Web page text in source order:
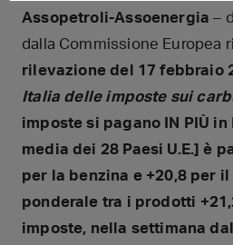
Assopetroli-Assoenergia –
dalla Commissione Europea
rilevazione del 17 febbraio
Italia delle imposte sui
imposte si pagano IN PIÙ
media dei 28 Paesi U.E.] è
per la benzina e +20,8 per
ponderale tra i prodotti
imposte, nella settimana